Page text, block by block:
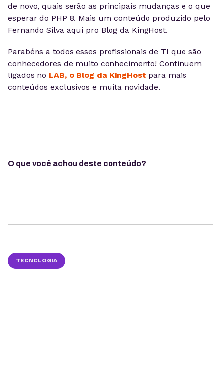
de novo, quais serão as principais mudanças e o que
esperar do PHP 8. Mais um conteúdo produzido pelo
Fernando Silva aqui pro Blog da KingHost.
Parabéns a todos esses profissionais de TI que são
conhecedores de muito conhecimento! Continuem
ligados no LAB, o Blog da KingHost para mais
conteúdos exclusivos e muita novidade.
O que você achou deste conteúdo?
TECNOLOGIA